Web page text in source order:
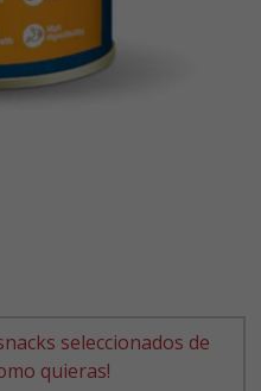
seleccionados de
quieras!